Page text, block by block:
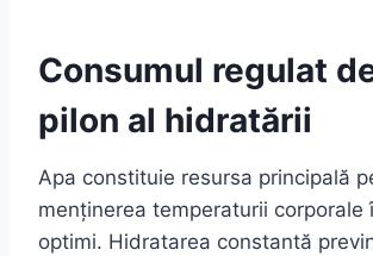
Consumul regulat
pilon al hidratării
Apa constituie resursa principală
menținerea temperaturii corporale
optimi. Hidratarea constantă